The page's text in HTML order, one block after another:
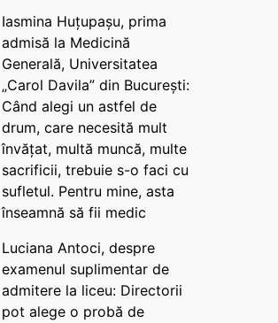
Iasmina Huțupașu, prima
admisă la Medicină
Generală, Universitatea
„Carol Davila” din București:
Când alegi un astfel de
drum, care necesită mult
învățat, multă muncă, multe
sacrificii, trebuie s-o faci cu
sufletul. Pentru mine, asta
înseamnă să fii medic
Luciana Antoci, despre
examenul suplimentar de
admitere la liceu: Directorii
pot alege o probă de